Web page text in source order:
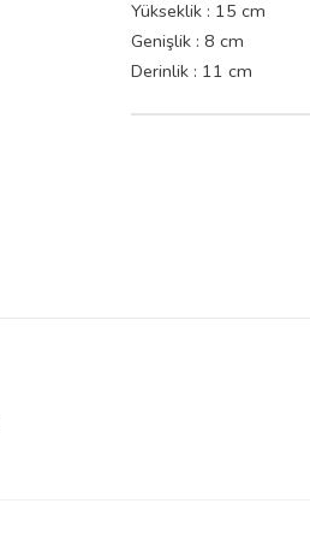
Yükseklik : 15 cm
Genişlik : 8 cm
Derinlik : 11 cm